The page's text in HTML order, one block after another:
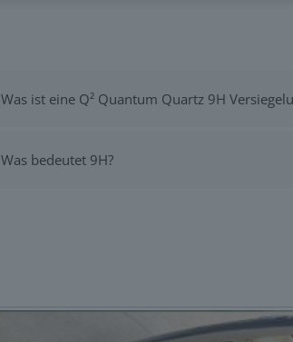
Was ist eine Q² Quantum Quartz 9H
Was bedeutet 9H?